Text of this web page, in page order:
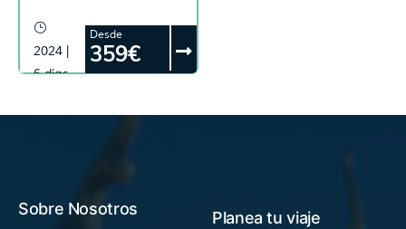
AVEIRO - OVAR
2024 |
6 días
Desde
359€
Sobre Nosotros Planea tu viaje